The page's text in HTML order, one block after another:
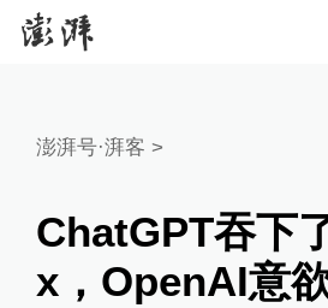
澎湃号·湃客 >
ChatGPT吞下
x，OpenAI意